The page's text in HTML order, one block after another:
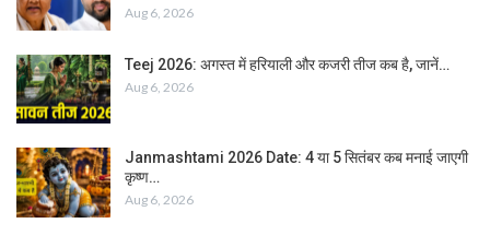
Aug 6, 2026
Teej 2026: अगस्त में हरियाली और कजरी तीज कब है, जानें…
Aug 6, 2026
Janmashtami 2026 Date: 4 या 5 सितंबर कब मनाई जाएगी
कृष्ण…
Aug 6, 2026